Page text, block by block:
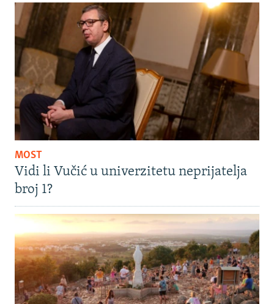
MOST
Vidi li Vučić u univerzitetu neprijatelja
broj 1?